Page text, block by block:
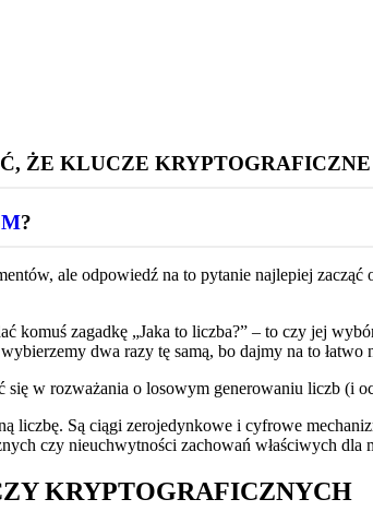
ŻE KLUCZE
?
ale odpowiedź na to pytanie najlepiej
komuś zagadkę „Jaka to liczba?” – to czy jej
dwa razy tę samą, bo dajmy na to łatwo
się w rozważania o losowym generowaniu liczb (i
liczbę. Są ciągi zerojedynkowe i cyfrowe
czy nieuchwytności zachowań właściwych dla
KRYPTOGRAFICZNYCH